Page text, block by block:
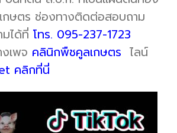
กษตร ช่องทางติดต่อสอบถาม
ได้ที่ โทร. 095-237-1723
เพจ คลินิกพืชคูลเกษตร ไลน์
คลิกที่นี่